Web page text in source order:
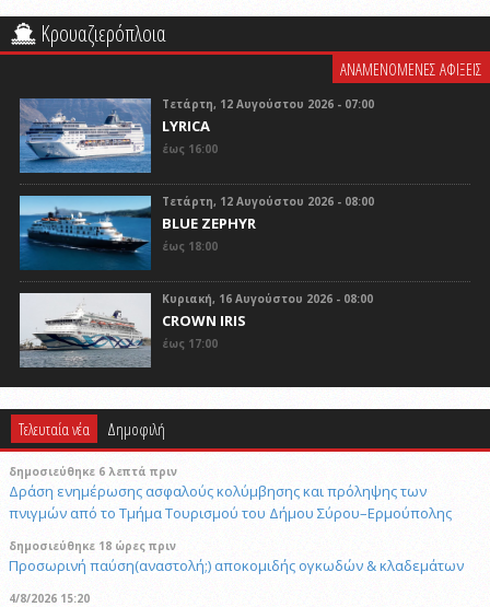
Κρουαζιερόπλοια
ΑΝΑΜΕΝΟΜΕΝΕΣ ΑΦΙΞΕΙΣ
Τετάρτη, 12 Αυγούστου 2026 - 07:00
LYRICA
έως 16:00
Τετάρτη, 12 Αυγούστου 2026 - 08:00
BLUE ZEPHYR
έως 18:00
Κυριακή, 16 Αυγούστου 2026 - 08:00
CROWN IRIS
έως 17:00
Τελευταία νέα Δημοφιλή
δημοσιεύθηκε 6 λεπτά πριν
Δράση ενημέρωσης ασφαλούς κολύμβησης και πρόληψης των
πνιγμών από το Τμήμα Τουρισμού του Δήμου Σύρου–Ερμούπολης
δημοσιεύθηκε 18 ώρες πριν
Προσωρινή παύση(αναστολή;) αποκομιδής ογκωδών & κλαδεμάτων
4/8/2026 15:20